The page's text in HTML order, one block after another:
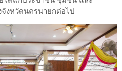
งหวัดนครนายกต่อไป